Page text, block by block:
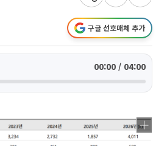
구글 선호매체 추가
00:00 / 04:00